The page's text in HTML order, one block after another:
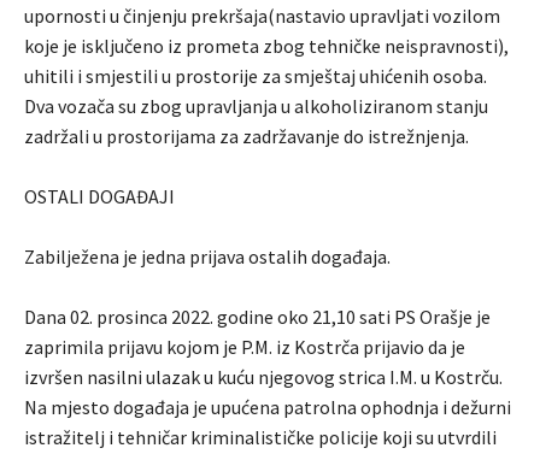
upornosti u činjenju prekršaja(nastavio upravljati vozilom
koje je isključeno iz prometa zbog tehničke neispravnosti),
uhitili i smjestili u prostorije za smještaj uhićenih osoba.
Dva vozača su zbog upravljanja u alkoholiziranom stanju
zadržali u prostorijama za zadržavanje do istrežnjenja.
OSTALI DOGAĐAJI
Zabilježena je jedna prijava ostalih događaja.
Dana 02. prosinca 2022. godine oko 21,10 sati PS Orašje je
zaprimila prijavu kojom je P.M. iz Kostrča prijavio da je
izvršen nasilni ulazak u kuću njegovog strica I.M. u Kostrču.
Na mjesto događaja je upućena patrolna ophodnja i dežurni
istražitelj i tehničar kriminalističke policije koji su utvrdili